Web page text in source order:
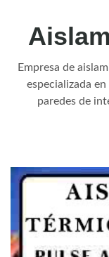
Empresa de
especializada
paredes de